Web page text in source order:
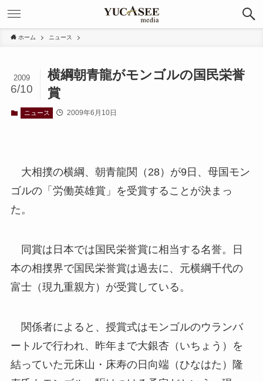
ホーム ニュース
横綱朝青龍がモンゴルの国民栄誉
賞
2009
6/10
ニュース 2009年6月10日
大相撲の横綱、朝青龍関（28）が9日、母国モン
ゴルの「労働英雄賞」を受賞することが決まっ
た。
同賞は日本では国民栄誉賞に相当する名誉。日
本の相撲界で国民栄誉賞は過去に、元横綱千代の
富士（現九重親方）が受賞している。
関係者によると、授賞式はモンゴルのウランバ
ートルで行われ、昨年まで大銀杏（いちょう）を
結っていた元床山・床寿の日向端（ひなはた）隆